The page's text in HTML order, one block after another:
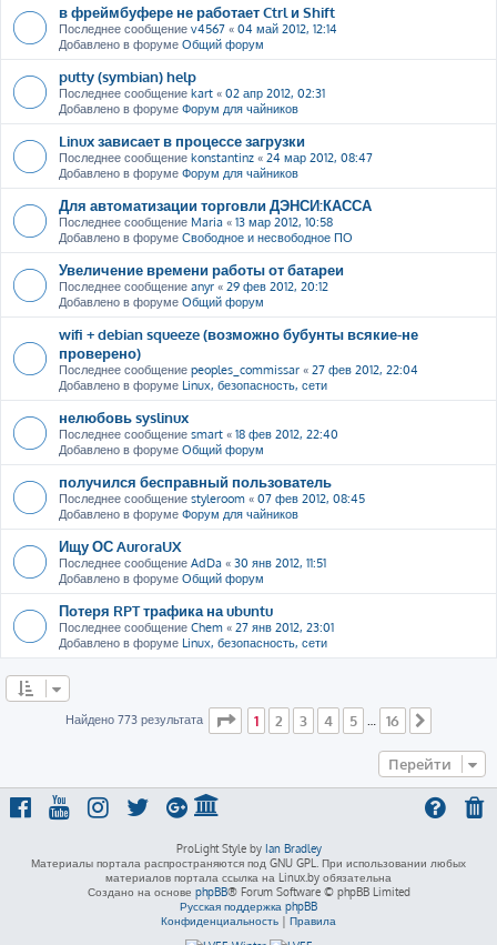
в фреймбуфере не работает Ctrl и Shift
Последнее сообщение v4567 « 04 май 2012, 12:14
Добавлено в форуме Общий форум
putty (symbian) help
Последнее сообщение kart « 02 апр 2012, 02:31
Добавлено в форуме Форум для чайников
Linux зависает в процессе загрузки
Последнее сообщение konstantinz « 24 мар 2012, 08:47
Добавлено в форуме Форум для чайников
Для автоматизации торговли ДЭНСИ:КАССА
Последнее сообщение Maria « 13 мар 2012, 10:58
Добавлено в форуме Свободное и несвободное ПО
Увеличение времени работы от батареи
Последнее сообщение anyr « 29 фев 2012, 20:12
Добавлено в форуме Общий форум
wifi + debian squeeze (возможно бубунты всякие-не
проверено)
Последнее сообщение peoples_commissar « 27 фев 2012, 22:04
Добавлено в форуме Linux, безопасность, сети
нелюбовь syslinux
Последнее сообщение smart « 18 фев 2012, 22:40
Добавлено в форуме Общий форум
получился бесправный пользователь
Последнее сообщение styleroom « 07 фев 2012, 08:45
Добавлено в форуме Форум для чайников
Ищу ОС AuroraUX
Последнее сообщение AdDa « 30 янв 2012, 11:51
Добавлено в форуме Общий форум
Потеря RPT трафика на ubuntu
Последнее сообщение Chem « 27 янв 2012, 23:01
Добавлено в форуме Linux, безопасность, сети
Найдено 773 результата Страница из 16
1 2 3 4 5 16
Перейти
ProLight Style by Ian Bradley
Материалы портала распространяются под GNU GPL. При использовании любых
материалов портала ссылка на Linux.by обязательна
Создано на основе phpBB® Forum Software © phpBB Limited
Русская поддержка phpBB
Конфиденциальность | Правила